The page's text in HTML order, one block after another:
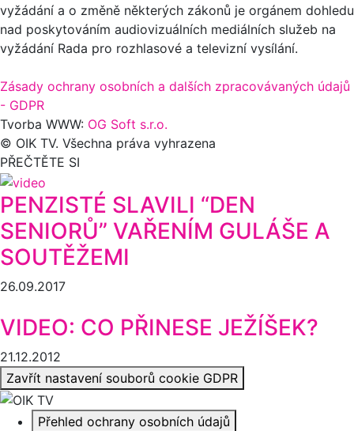
vyžádání a o změně některých zákonů je orgánem dohledu
nad poskytováním audiovizuálních mediálních služeb na
vyžádání Rada pro rozhlasové a televizní vysílání.
Zásady ochrany osobních a dalších zpracovávaných údajů
- GDPR
Tvorba WWW: OG Soft s.r.o.
© OIK TV. Všechna práva vyhrazena
PŘEČTĚTE SI
PENZISTÉ SLAVILI “DEN
SENIORŮ” VAŘENÍM GULÁŠE A
SOUTĚŽEMI
26.09.2017
VIDEO: CO PŘINESE JEŽÍŠEK?
21.12.2012
Zavřít nastavení souborů cookie GDPR
Přehled ochrany osobních údajů